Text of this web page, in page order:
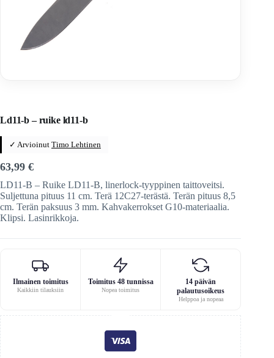
Ld11-b – ruike ld11-b
✓ Arvioinut Timo Lehtinen
63,99 €
LD11-B – Ruike LD11-B, linerlock-tyyppinen taittoveitsi.
Suljettuna pituus 11 cm. Terä 12C27-terästä. Terän pituus 8,5
cm. Terän paksuus 3 mm. Kahvakerrokset G10-materiaalia.
Klipsi. Lasinrikkoja.
Ilmainen toimitus
Kaikkiin tilauksiin
Toimitus 48 tunnissa
Nopea toimitus
14 päivän
palautusoikeus
Helppoa ja nopeaa